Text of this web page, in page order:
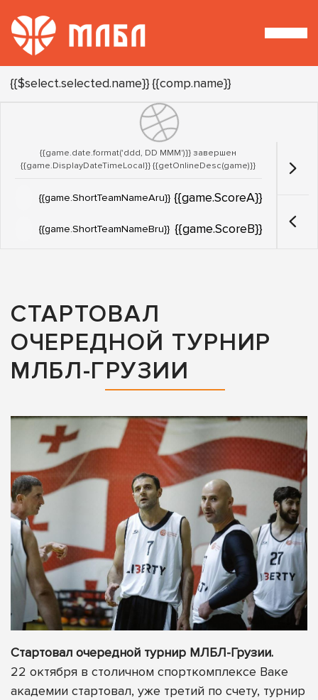
Турнир:
{{$select.selected.name}}{{comp.name}}
{{game.date.format('ddd, DD MMM')}} завершен
{{game.DisplayDateTimeLocal}}{{getOnlineDesc(game)}}
{{game.ShortTeamNameAru}} {{game.ScoreA}}
{{game.ShortTeamNameBru}} {{game.ScoreB}}
СТАРТОВАЛ
ОЧЕРЕДНОЙ ТУРНИР
МЛБЛ-ГРУЗИИ
Стартовал очередной турнир МЛБЛ-Грузии.
22 октября в столичном спорткомплексе Ваке
академии стартовал, уже третий по счету, турнир